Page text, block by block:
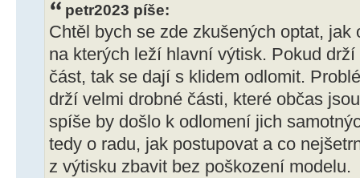
petr2023 píše:
Chtěl bych se zde zkušených optat, jak
na kterých leží hlavní výtisk. Pokud
část, tak se dají s klidem odlomit.
drží velmi drobné části, které občas
spíše by došlo k odlomení jich
tedy o radu, jak postupovat a co
z výtisku zbavit bez poškození modelu.